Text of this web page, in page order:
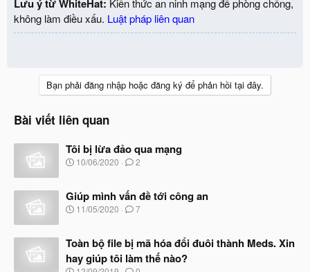
Lưu ý từ WhiteHat:
không làm điều xấu. Luật pháp liên quan
Bạn phải đăng nhập hoặc đăng ký để phản hồi tại đây.
Bài viết liên quan
Tôi bị lừa đảo qua mạng
N
y
b
ắ
đ
ầ
u
10/06/2020 2
Giúp mình vấn đề tới công an
N
y
ắ
11/05/2020 7
Toàn bộ file bị mã hóa đổi đuôi thành Meds. Xin
hay giúp tôi làm thế nào?